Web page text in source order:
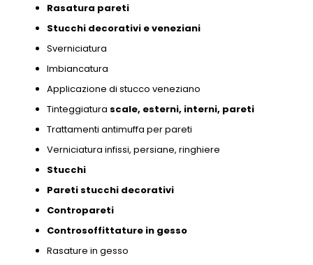
Rasatura pareti
Stucchi decorativi eveneziani
Sverniciatura
Imbiancatura
Applicazione di stucco veneziano
Tinteggiatura scale, esterni, interni, pareti
Trattamenti antimuffa per pareti
Verniciatura infissi, persiane, ringhiere
Stucchi
Pareti stucchi decorativi
Contropareti
Controsoffittature in gesso
Rasature in gesso